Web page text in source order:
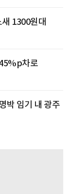
1300원대
차로
박 임기 내 광주